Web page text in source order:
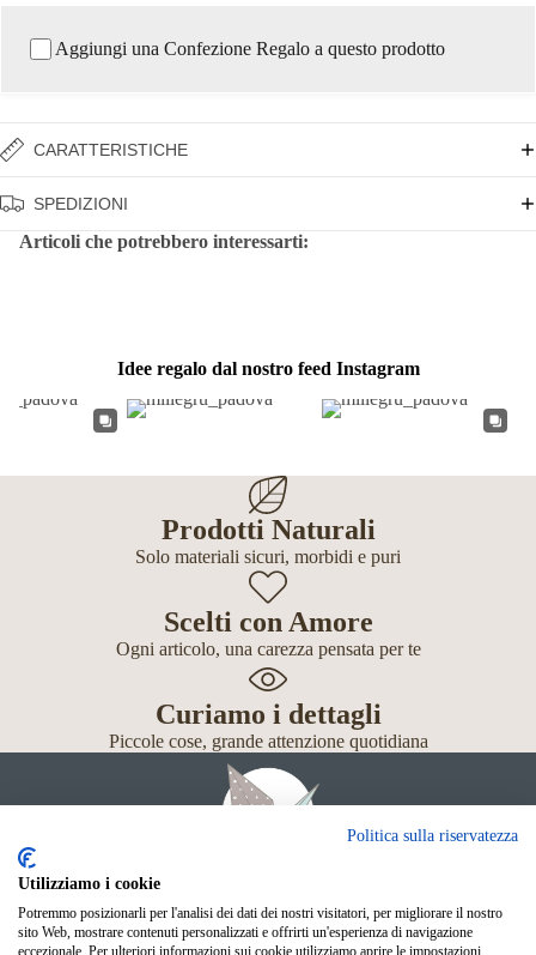
Aggiungi una Confezione Regalo a questo prodotto
CARATTERISTICHE
SPEDIZIONI
Articoli che potrebbero interessarti:
Idee regalo dal nostro feed Instagram
Prodotti Naturali
Solo materiali sicuri, morbidi e puri
Scelti con Amore
Ogni articolo, una carezza pensata per te
Curiamo i dettagli
Piccole cose, grande attenzione quotidiana
Giochi
Neonato
Politica sulla riservatezza
Utilizziamo i cookie
Potremmo posizionarli per l'analisi dei dati dei nostri visitatori, per migliorare il nostro
sito Web, mostrare contenuti personalizzati e offrirti un'esperienza di navigazione
eccezionale. Per ulteriori informazioni sui cookie utilizziamo aprire le impostazioni.